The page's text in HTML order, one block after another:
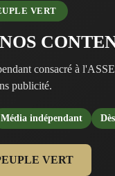
VERT
consacré à
publicité.
Média indépendant
VERT